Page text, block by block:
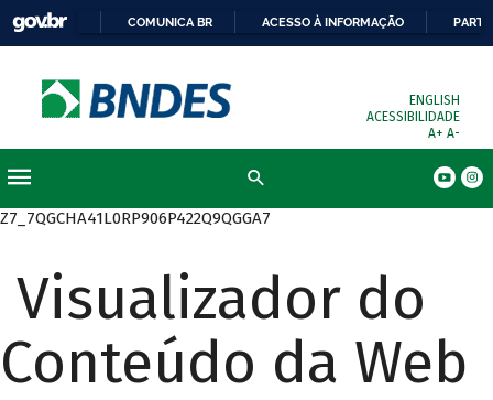
COMUNICA BR ACESSO À INFORMAÇÃO
ENGLISH
ACESSIBILIDADE
A+ A-
Z7_7QGCHA41L0RP906P422Q9QGGA7
Visualizador do
Conteúdo da Web